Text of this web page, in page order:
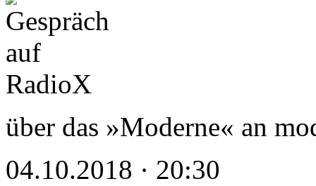
über das »Moderne« an
04.10.2018 · 20:30